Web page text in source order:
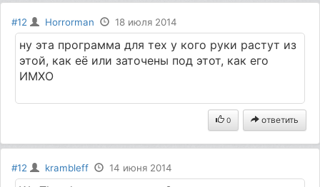
#12 Horrorman 18 июля 2014
ну эта программа для тех у кого руки растут из
этой, как её или заточены под этот, как его
ИМХО
0 ответить
#12 krambleff 14 июня 2014